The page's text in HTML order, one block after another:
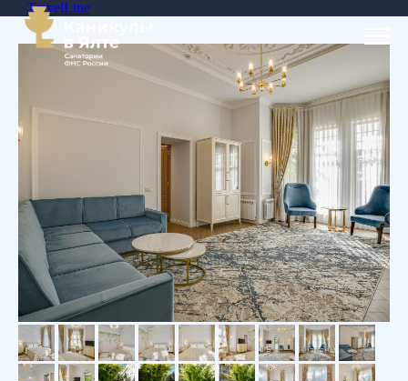
TravelLine